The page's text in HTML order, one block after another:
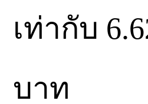
เท่ากับ
บาท